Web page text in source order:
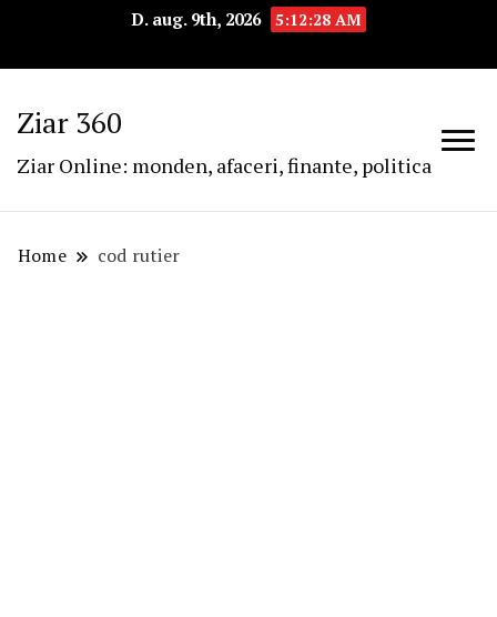
D. aug. 9th, 2026 5:12:28 AM
Ziar 360
Ziar Online: monden, afaceri, finante, politica
Home cod rutier